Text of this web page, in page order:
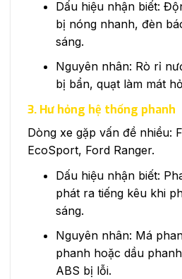
Dấu hiệu nhận biết:
bị nóng nhanh, đèn
sáng.
Nguyên nhân: Rò rỉ
bị bẩn, quạt làm mát
3. Hư hỏng hệ thống phanh
Dòng xe gặp vấn đề nhiều:
EcoSport, Ford Ranger.
Dấu hiệu nhận biết:
phát ra tiếng kêu khi
sáng.
Nguyên nhân: Má
phanh hoặc dầu
ABS bị lỗi.